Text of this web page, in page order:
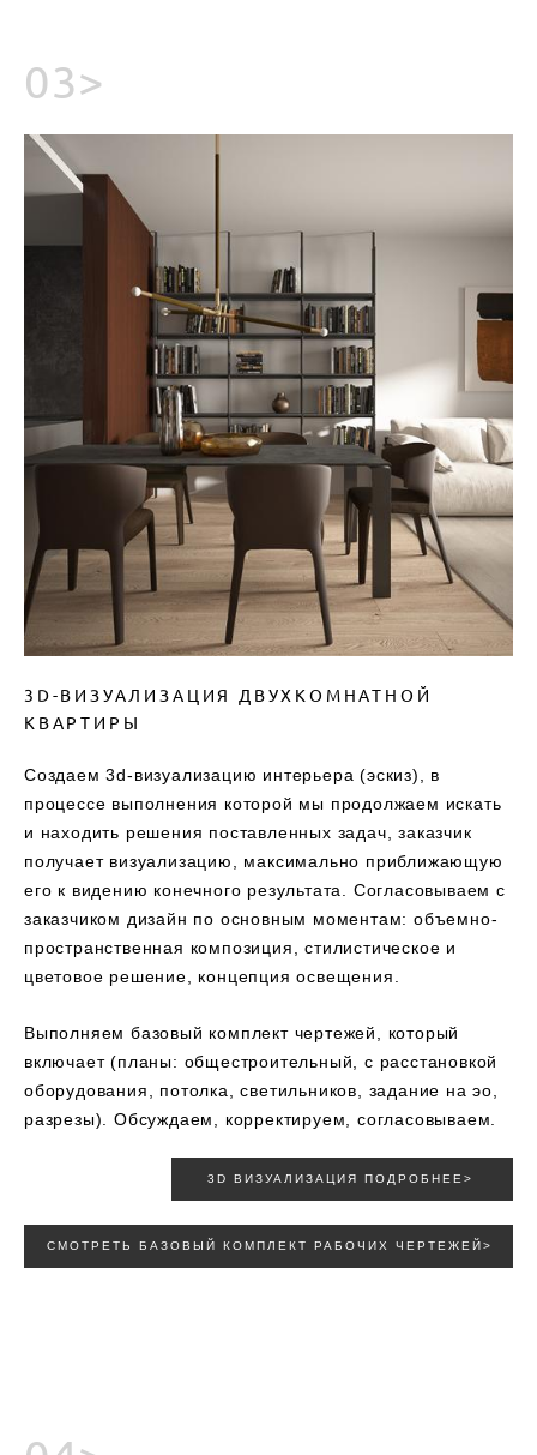
03>
3D-ВИЗУАЛИЗАЦИЯ ДВУХКОМНАТНОЙ
КВАРТИРЫ
Создаем 3d-визуализацию интерьера (эскиз), в
процессе выполнения которой мы продолжаем искать
и находить решения поставленных задач, заказчик
получает визуализацию, максимально приближающую
его к видению конечного результата. Согласовываем с
заказчиком дизайн по основным моментам: объемно-
пространственная композиция, стилистическое и
цветовое решение, концепция освещения.
Выполняем базовый комплект чертежей, который
включает (планы: общестроительный, с расстановкой
оборудования, потолка, светильников, задание на эо,
разрезы). Обсуждаем, корректируем, согласовываем.
3D ВИЗУАЛИЗАЦИЯ ПОДРОБНЕЕ>
СМОТРЕТЬ БАЗОВЫЙ КОМПЛЕКТ РАБОЧИХ ЧЕРТЕЖЕЙ>